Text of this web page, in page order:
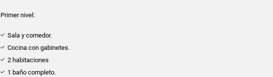
Primer nivel:
Sala y comedor.
Cocina con gabinetes.
2 habitaciones
1 baño completo.